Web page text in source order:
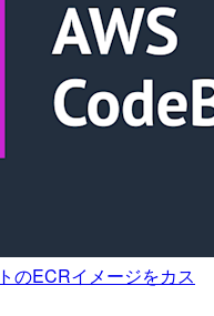
のECRイメージをカス